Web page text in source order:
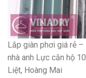
Lắp giàn phơi giá rẻ
nhà anh Lực căn hộ
Liệt, Hoàng Mai